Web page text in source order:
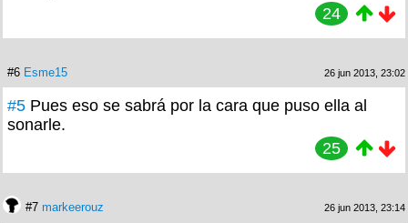
24
#6 Esme15 26 jun 2013, 23:02
#5 Pues eso se sabrá por la cara que puso ella al
sonarle.
25
#7 markeerouz 26 jun 2013, 23:14